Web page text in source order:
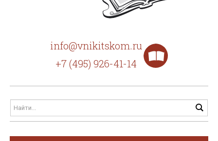
info@vnikitskom.ru
+7 (495) 926-41-14